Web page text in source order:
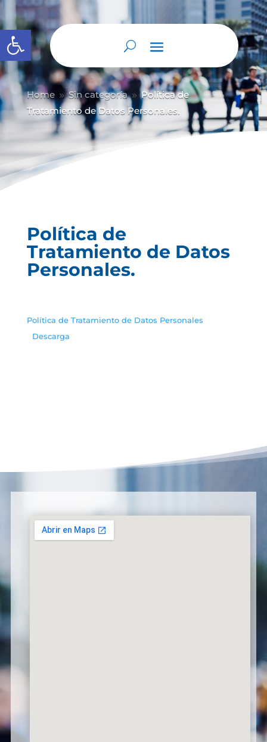
Abrir barra de herramientas
Home 9 Sin categoría 9 Política de
Tratamiento de Datos Personales.
Política de
Tratamiento de Datos
Personales.
Política de Tratamiento de Datos Personales
Descarga